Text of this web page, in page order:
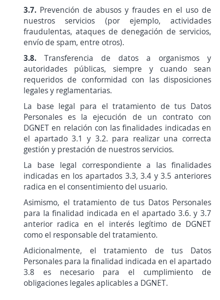
3.7. Prevención de abusos y fraudes en el uso de
nuestros servicios (por ejemplo, actividades
fraudulentas, ataques de denegación de servicios,
envío de spam, entre otros).
3.8. Transferencia de datos a organismos y
autoridades públicas, siempre y cuando sean
requeridos de conformidad con las disposiciones
legales y reglamentarias.
La base legal para el tratamiento de tus Datos
Personales es la ejecución de un contrato con
DGNET en relación con las finalidades indicadas en
el apartado 3.1 y 3.2. para realizar una correcta
gestión y prestación de nuestros servicios.
La base legal correspondiente a las finalidades
indicadas en los apartados 3.3, 3.4 y 3.5 anteriores
radica en el consentimiento del usuario.
Asimismo, el tratamiento de tus Datos Personales
para la finalidad indicada en el apartado 3.6. y 3.7
anterior radica en el interés legítimo de DGNET
como el responsable del tratamiento.
Adicionalmente, el tratamiento de tus Datos
Personales para la finalidad indicada en el apartado
3.8 es necesario para el cumplimiento de
obligaciones legales aplicables a DGNET.